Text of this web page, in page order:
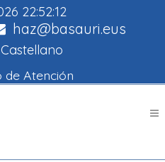
22:52:12
haz@basauri.eus
Castellano
de Atención